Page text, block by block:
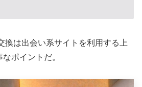
換は出会い系サイトを利用する上
ポイントだ。